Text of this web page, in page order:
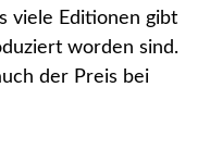
viele Editionen gibt
worden sind.
der Preis bei